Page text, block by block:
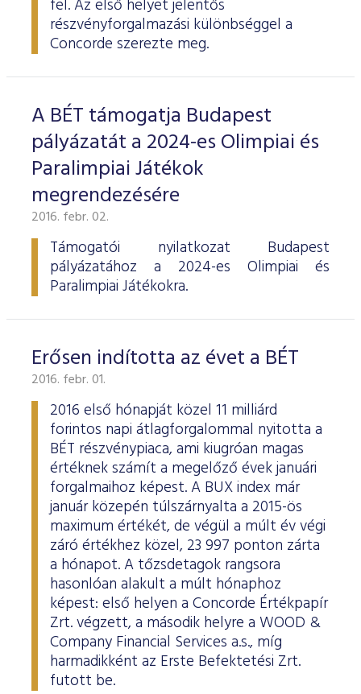
ESG Útmutató
fel. Az első helyet jelentős
részvényforgalmazási különbséggel a
Concorde szerezte meg.
A BÉT támogatja Budapest
pályázatát a 2024-es Olimpiai és
Paralimpiai Játékok
megrendezésére
2016. febr. 02.
Támogatói nyilatkozat Budapest
pályázatához a 2024-es Olimpiai és
Paralimpiai Játékokra.
Erősen indította az évet a BÉT
2016. febr. 01.
2016 első hónapját közel 11 milliárd
forintos napi átlagforgalommal nyitotta a
BÉT részvénypiaca, ami kiugróan magas
értéknek számít a megelőző évek januári
forgalmaihoz képest. A BUX index már
január közepén túlszárnyalta a 2015-ös
maximum értékét, de végül a múlt év végi
záró értékhez közel, 23 997 ponton zárta
a hónapot. A tőzsdetagok rangsora
hasonlóan alakult a múlt hónaphoz
képest: első helyen a Concorde Értékpapír
Zrt. végzett, a második helyre a WOOD &
Company Financial Services a.s., míg
harmadikként az Erste Befektetési Zrt.
futott be.